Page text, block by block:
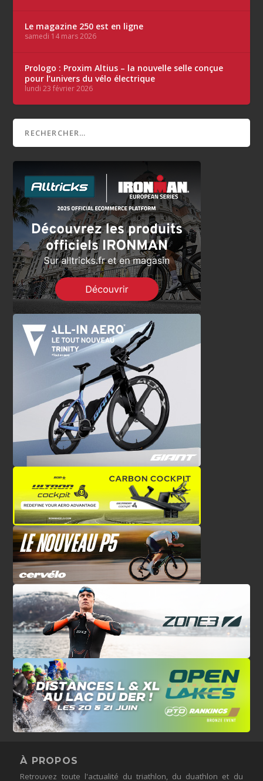
Le magazine 250 est en ligne
samedi 14 mars 2026
Prologo : Proxim Altius – la nouvelle selle conçue
pour l’univers du vélo électrique
lundi 23 février 2026
À PROPOS
Retrouvez toute l'actualité du triathlon, du duathlon et du